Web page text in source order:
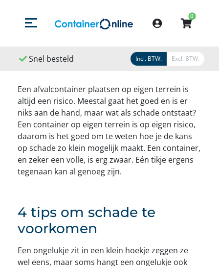
Menu openen/sluiten
Account
0
Snel besteld Snel geleverd Snel
Incl. BTW. Excl. BTW.
Een afvalcontainer plaatsen op eigen terrein is
altijd een risico. Meestal gaat het goed en is er
niks aan de hand, maar wat als schade ontstaat?
Een container op eigen terrein is op eigen risico,
daarom is het goed om te weten hoe je de kans
op schade zo klein mogelijk maakt. Een container,
en zeker een volle, is erg zwaar. Eén tikje ergens
tegenaan kan al genoeg zijn.
4 tips om schade te
voorkomen
Een ongelukje zit in een klein hoekje zeggen ze
wel eens, maar soms hangt een ongelukje ook